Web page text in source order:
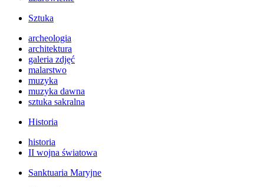
Sztuka
archeologia
architektura
galeria zdjęć
malarstwo
muzyka
muzyka dawna
sztuka sakralna
Historia
historia
II wojna światowa
Sanktuaria Maryjne